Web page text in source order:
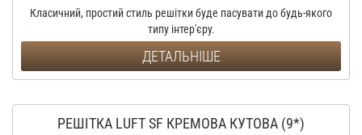
Класичний, простий стиль решітки буде пасувати до будь-якого
типу інтер'єру.
ДЕТАЛЬНІШЕ
РЕШІТКА LUFT SF КРЕМОВА КУТОВА (9*)